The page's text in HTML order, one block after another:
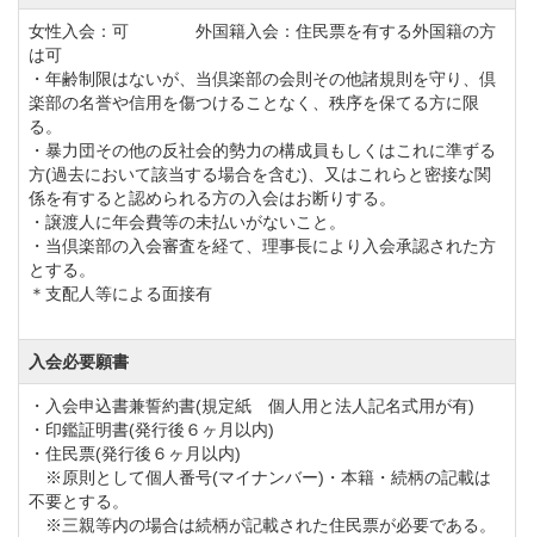
コースにカートが乗り入れ可能なので、コンディショ
ンにもよりますがフェアウェイを乗用カートで走行す
ることができ、爽快にラウンドすることが可能です。
また3月の終わりごろにコース内に美しい桜も咲くの
で、景色を楽しんでいただきながらプレーしていただ
けます。
ドライバー利用可能な練習場は90ヤードの13打席で
す。プレー前のウォーミングアップとして是非ご活用
ください。
ザ ナショナルカントリー倶楽部 埼玉のクラブハウスは
落ち着きのある佇まいで、赤い屋根が特徴的です。
クラブハウス2階にあるレストランでは破風山と蓑山に
囲まれたザ ナショナルカントリー倶楽部 埼玉の美しい
コースを眺めながらお食事を楽しんでいただけます。
女性入会：可 外国籍入会：住民票を有する外国籍の方
は可
・年齢制限はないが、当倶楽部の会則その他諸規則を守り、倶
楽部の名誉や信用を傷つけることなく、秩序を保てる方に限
る。
・暴力団その他の反社会的勢力の構成員もしくはこれに準ずる
方(過去において該当する場合を含む)、又はこれらと密接な関
係を有すると認められる方の入会はお断りする。
・譲渡人に年会費等の未払いがないこと。
・当倶楽部の入会審査を経て、理事長により入会承認された方
とする。
＊支配人等による面接有
入会必要願書
・入会申込書兼誓約書(規定紙 個人用と法人記名式用が有)
・印鑑証明書(発行後６ヶ月以内)
・住民票(発行後６ヶ月以内)
※原則として個人番号(マイナンバー)・本籍・続柄の記載は
不要とする。
※三親等内の場合は続柄が記載された住民票が必要である。